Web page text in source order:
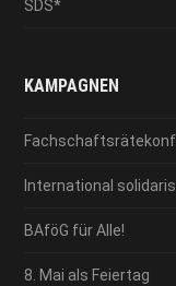
SDS*
KAMPAGNEN
International
BAföG für Alle!
8. Mai als Feiertag